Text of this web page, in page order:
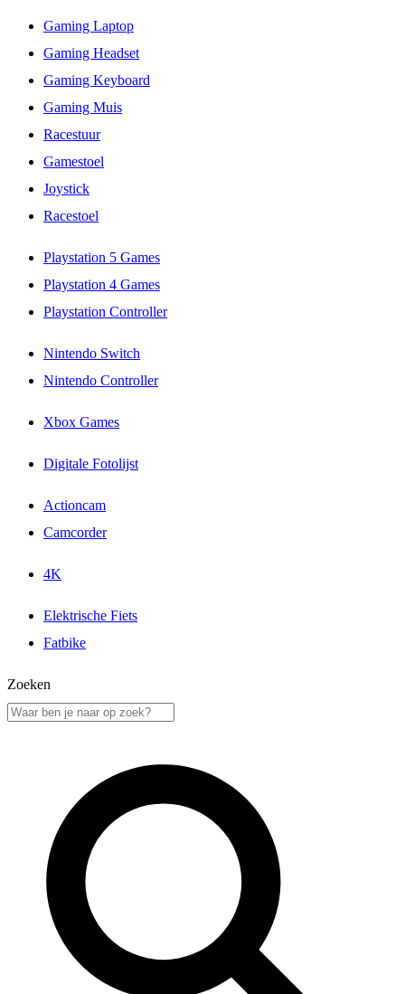
Gaming Laptop
Gaming Headset
Gaming Keyboard
Gaming Muis
Racestuur
Gamestoel
Joystick
Racestoel
Playstation 5 Games
Playstation 4 Games
Playstation Controller
Nintendo Switch
Nintendo Controller
Xbox Games
Digitale Fotolijst
Actioncam
Camcorder
4K
Elektrische Fiets
Fatbike
Zoeken